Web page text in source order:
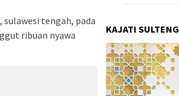
sulawesi tengah, pada
ribuan nyawa
KAJATI SULTENG